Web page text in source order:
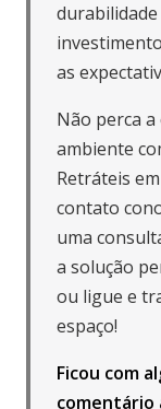
as
Não perca
ambiente
Retráteis
contato
uma
a solução
ou ligue e
espaço!
Ficou com
comentário